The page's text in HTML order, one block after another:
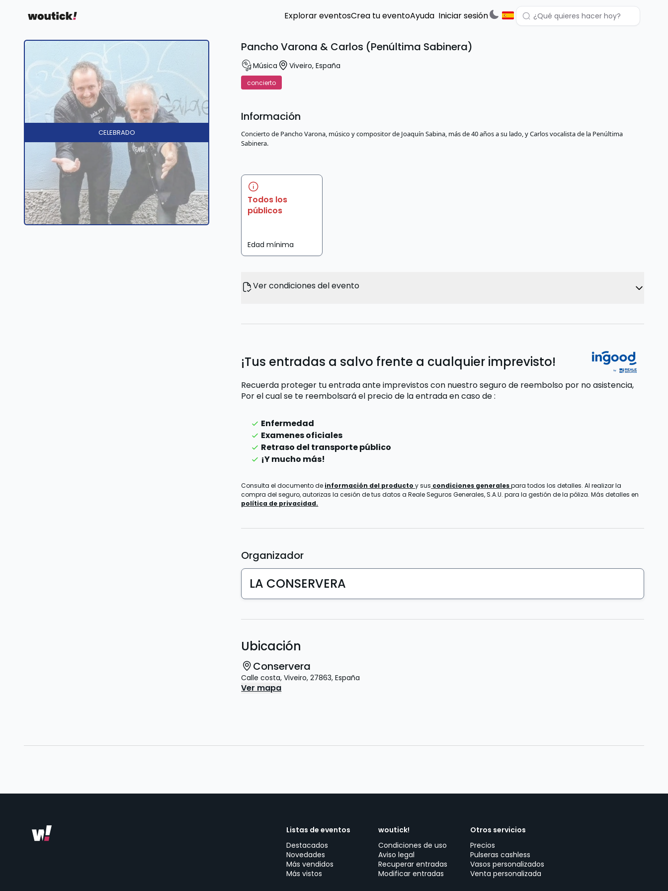
Explorar eventosCrea tu eventoAyuda Iniciar sesión
CELEBRADO
Pancho Varona & Carlos (Penúltima Sabinera)
Música Viveiro, España
concierto
Información
Concierto de Pancho Varona, músico y compositor de Joaquín Sabina, más de 40 años a su lado, y Carlos vocalista de la Penúltima
Sabinera.
Todos los
públicos
Edad mínima
Ver condiciones del evento
¡Tus entradas a salvo frente a cualquier imprevisto!
Recuerda proteger tu entrada ante imprevistos con nuestro seguro de reembolso por no asistencia,
Por el cual se te reembolsará el precio de la entradaen caso de:
Enfermedad
Examenes oficiales
Retraso del transporte público
¡Y mucho más!
Consulta el documento de información del productoy sus condiciones generalespara todos los detalles. Al realizar la
compra del seguro, autorizas la cesión de tus datos a Reale Seguros Generales, S.A.U. para la gestión de la póliza. Más detalles en
política de privacidad.
Organizador
LA CONSERVERA
Ubicación
Conservera
Calle costa, Viveiro, 27863, España
Ver mapa
Listas de eventos
Destacados
Novedades
Más vendidos
Más vistos
woutick!
Condiciones de uso
Aviso legal
Recuperar entradas
Modificar entradas
Otros servicios
Precios
Pulseras cashless
Vasos personalizados
Venta personalizada